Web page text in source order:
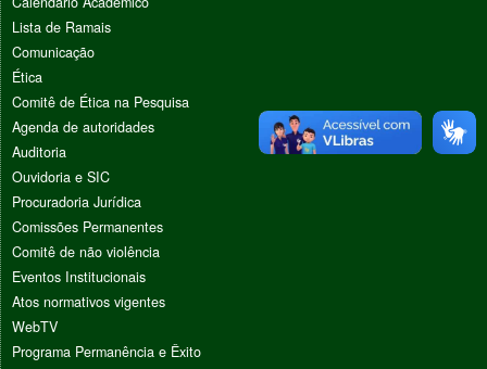
Lista de Ramais
Comunicação
Ética
Comitê de Ética na Pesquisa
Agenda de autoridades
Auditoria
Ouvidoria e SIC
Procuradoria Jurídica
Comissões Permanentes
Comitê de não violência
Eventos Institucionais
Atos normativos vigentes
WebTV
Programa Permanência e Êxito